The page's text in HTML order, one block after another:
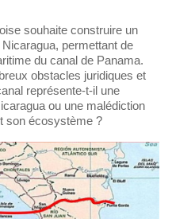
souhaite construire un
permettant de
du canal de Panama.
obstacles juridiques et
représente-t-il une
ou une malédiction
son écosystème ?